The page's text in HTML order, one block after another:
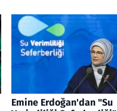
Emine Erdoğan'dan "Su